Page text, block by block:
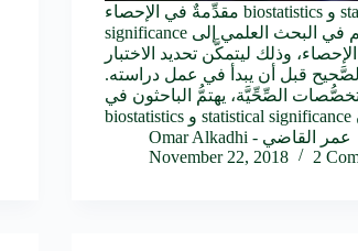
مقدِّمةٌ في الإحصاء biostatistics و statistical
significance يحتاج المهتم في البحث العلمي إلى
وذلك ليتمكَّن تحديد الاختبار
قبل أن يبدأ في عمل دراسته.
الصِّحِّيَّة، يهتمُّ الباحثون في
Omar Alkadhi - عمر القاضي
November 22, 2018
2